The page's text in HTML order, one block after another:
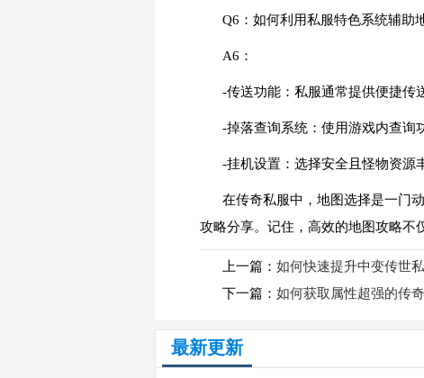
Q6：如何利用私服特色系统辅助
A6：
-传送功能：私服通常提供便捷传
-掉落查询系统：使用游戏内查询
-挂机设置：选择安全且怪物资源
在传奇私服中，地图选择是一门
攻略分享。记住，高效的地图攻略不
上一篇： 如何快速提升中变传世
下一篇： 如何获取属性超强的传
最新更新